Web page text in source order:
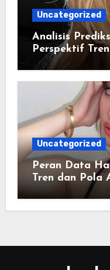
Uncategorized
Analisis
Perspektif
Uncategorized
Peran Data
Tren dan Pola